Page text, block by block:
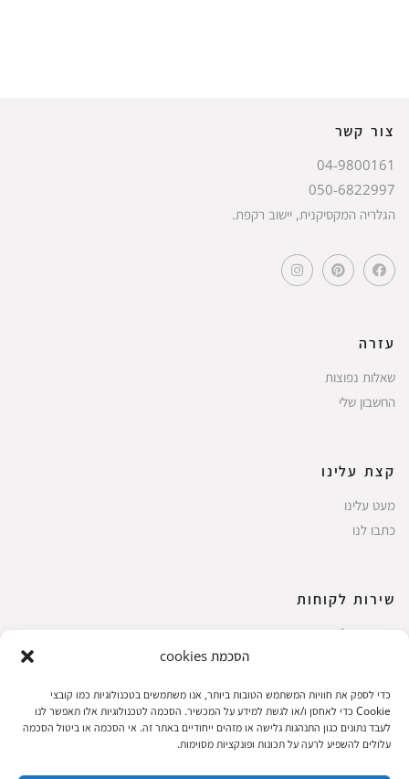
הסכמת cookies
כדי לספק את חוויות המשתמש הטובות ביותר, אנו משתמשים בטכנולוגיות כמו קובצי
Cookie כדי לאחסן ו/או לגשת למידע על המכשיר. הסכמה לטכנולוגיות אלו תאפשר לנו
לעבד נתונים כגון התנהגות גלישה או מזהים ייחודיים באתר זה. אי הסכמה או ביטול הסכמה
עלולים להשפיע לרעה על תכונות ופונקציות מסוימות.
צור קשר
04-9800161
050-6822997
הגלריה המקסיקנית, יישוב רקפת.
עזרה
שאלות נפוצות
החשבון שלי
קצת עלינו
מעט עלינו
כתבו לנו
שירות לקוחות
החשבון שלי
עגלת קניות
תקנון אתר